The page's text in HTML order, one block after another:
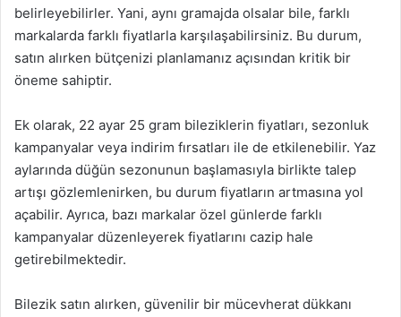
belirleyebilirler. Yani, aynı gramajda olsalar bile, farklı
markalarda farklı fiyatlarla karşılaşabilirsiniz. Bu durum,
satın alırken bütçenizi planlamanız açısından kritik bir
öneme sahiptir.
Ek olarak, 22 ayar 25 gram bileziklerin fiyatları, sezonluk
kampanyalar veya indirim fırsatları ile de etkilenebilir. Yaz
aylarında düğün sezonunun başlamasıyla birlikte talep
artışı gözlemlenirken, bu durum fiyatların artmasına yol
açabilir. Ayrıca, bazı markalar özel günlerde farklı
kampanyalar düzenleyerek fiyatlarını cazip hale
getirebilmektedir.
Bilezik satın alırken, güvenilir bir mücevherat dükkanı